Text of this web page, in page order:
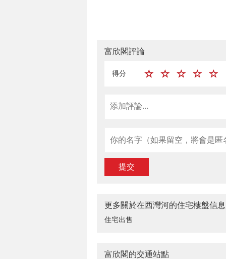
富欣閣評論
得分
提交
更多關於在西灣河的住宅樓盤信息
住宅出售
富欣閣的交通站點